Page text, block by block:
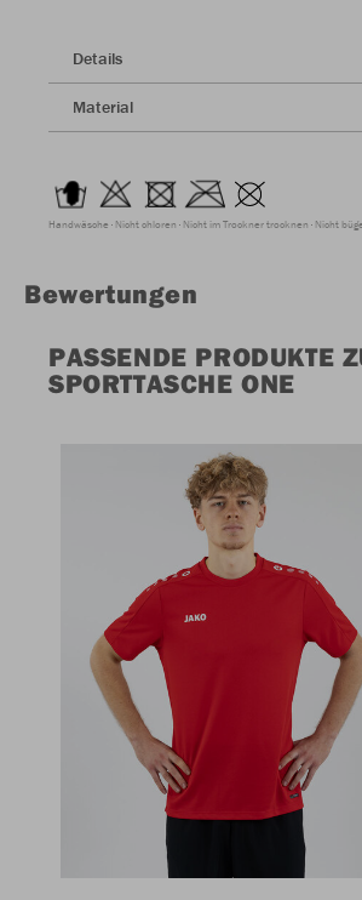
Details
Material
Handwäsche Nicht chloren Nicht im Trockner trocknen Nicht
Bewertungen
PASSENDE PRODUKTE
SPORTTASCHE ONE